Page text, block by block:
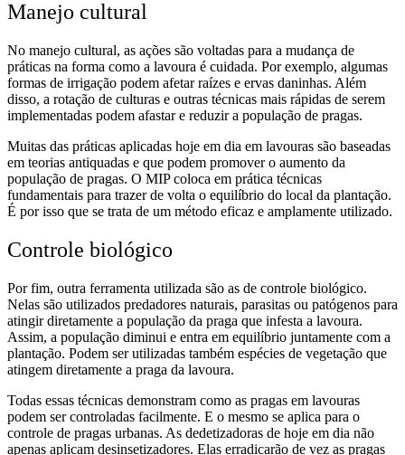
Manejo cultural
No manejo cultural, as ações são voltadas para a mudança de
práticas na forma como a lavoura é cuidada. Por exemplo, algumas
formas de irrigação podem afetar raízes e ervas daninhas. Além
disso, a rotação de culturas e outras técnicas mais rápidas de serem
implementadas podem afastar e reduzir a população de pragas.
Muitas das práticas aplicadas hoje em dia em lavouras são baseadas
em teorias antiquadas e que podem promover o aumento da
população de pragas. O MIP coloca em prática técnicas
fundamentais para trazer de volta o equilíbrio do local da plantação.
É por isso que se trata de um método eficaz e amplamente utilizado.
Controle biológico
Por fim, outra ferramenta utilizada são as de controle biológico.
Nelas são utilizados predadores naturais, parasitas ou patógenos para
atingir diretamente a população da praga que infesta a lavoura.
Assim, a população diminui e entra em equilíbrio juntamente com a
plantação. Podem ser utilizadas também espécies de vegetação que
atingem diretamente a praga da lavoura.
Todas essas técnicas demonstram como as pragas em lavouras
podem ser controladas facilmente. E o mesmo se aplica para o
controle de pragas urbanas. As dedetizadoras de hoje em dia não
apenas aplicam desinsetizadores. Elas erradicarão de vez as pragas